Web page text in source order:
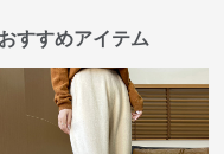
すすめアイテム